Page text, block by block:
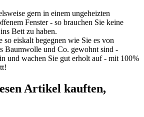
gern in einem ungeheizten
Fenster - so brauchen Sie keine
Bett zu haben.
eiskalt begegnen wie Sie es von
Baumwolle und Co. gewohnt sind -
und wachen Sie gut erholt auf - mit 100%
Artikel kauften,